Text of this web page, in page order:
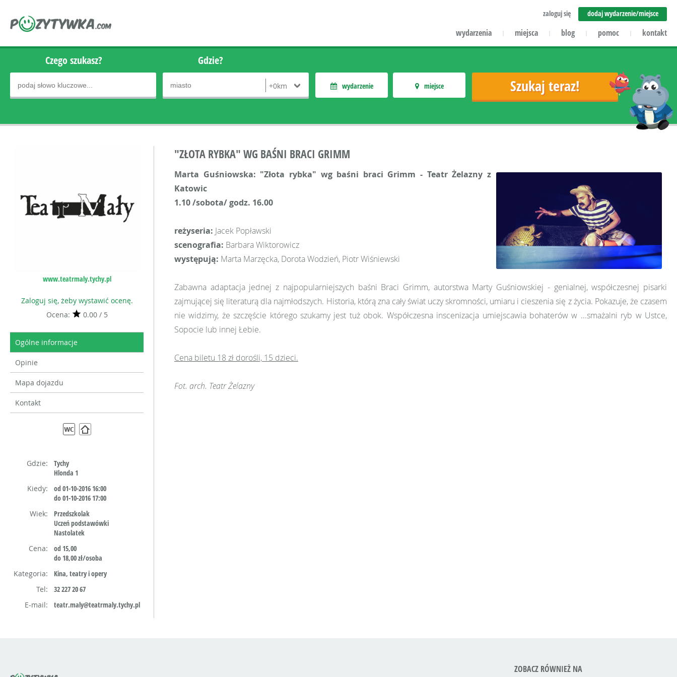
zaloguj się dodaj wydarzenie/miejsce
wydarzenia | miejsca | blog | pomoc | kontakt
Czego szukasz? Gdzie?
wydarzenie miejsce
www.teatrmaly.tychy.pl
Zaloguj się, żeby wystawić ocenę.
Ocena:
0.00 / 5
Ogólne informacje
Opinie
Mapa dojazdu
Kontakt
Gdzie:
Tychy
Hlonda 1
Kiedy:
od 01-10-2016 16:00
do 01-10-2016 17:00
Wiek:
Przedszkolak
Uczeń podstawówki
Nastolatek
Cena:
od 15,00
do 18,00 zł/osoba
Kategoria:
Kina, teatry i opery
Tel:
32 227 20 67
E-mail:
teatr.maly@teatrmaly.tychy.pl
"ZŁOTA RYBKA" WG BAŚNI BRACI GRIMM
Marta Guśniowska: "Złota rybka" wg baśni braci Grimm - Teatr Żelazny z
Katowic
1.10 /sobota/ godz. 16.00
reżyseria: Jacek Popławski
scenografia: Barbara Wiktorowicz
występują: Marta Marzęcka, Dorota Wodzień, Piotr Wiśniewski
Zabawna adaptacja jednej z najpopularniejszych baśni Braci Grimm, autorstwa Marty Guśniowskiej - genialnej, współczesnej pisarki
zajmującej się literaturą dla najmłodszych. Historia, którą zna cały świat uczy skromności, umiaru i cieszenia się z życia. Pokazuje, że czasem
nie widzimy, że szczęście którego szukamy jest tuż obok. Współczesna inscenizacja umiejscawia bohaterów w ...smażalni ryb w Ustce,
Sopocie lub innej Łebie.
Cena biletu 18 zł dorośli, 15 dzieci.
Fot. arch. Teatr Żelazny
ZOBACZ RÓWNIEŻ NA